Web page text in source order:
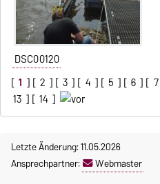
DSC00120
[ 1 ] [ 2 ] [ 3 ] [ 4 ] [ 5 ] [ 6 ] [ 7
13 ] [ 14 ]
Letzte Änderung: 11.05.2026
Ansprechpartner:
Webmaster